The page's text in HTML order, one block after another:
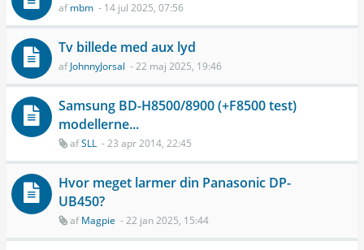
afmbm - 14 jul 2025, 07:56
Tv billede med aux lyd
afJohnnyJorsal - 22 maj 2025, 19:46
Samsung BD-H8500/8900 (+F8500 test)
modellerne...
afSLL - 23 apr 2014, 22:45
Hvor meget larmer din Panasonic DP-
UB450?
afMagpie - 22 jan 2025, 15:44